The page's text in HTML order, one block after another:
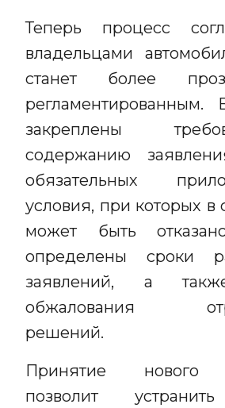
Теперь процесс
владельцами
станет более
регламентированным.
закреплены
содержанию
обязательных
условия, при которых в
может быть
определены сроки
заявлений, а
обжалования
решений.
Принятие нового
позволит